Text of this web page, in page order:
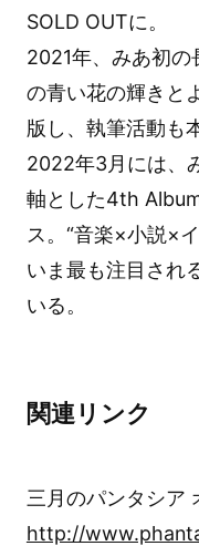
SOLD OUTに。
2021年、みあ初の
の青い花の輝きと
版し、執筆活動も
2022年3月には、
軸とした4th
ス。“音楽×小説×
いま最も注目され
いる。
関連リンク
三月のパンタシア
http://